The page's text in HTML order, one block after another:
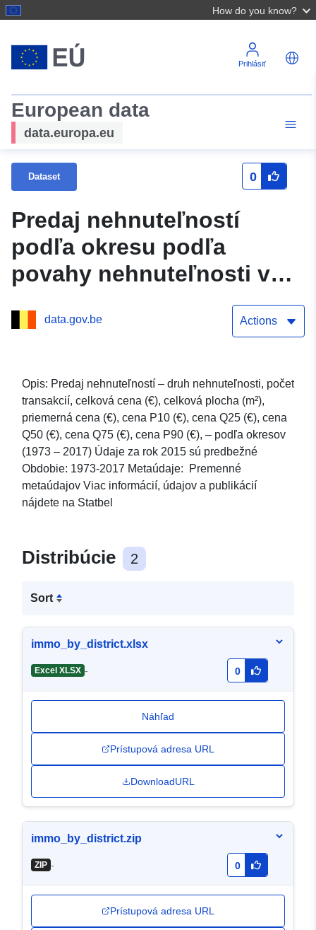
How do you know?
Prihlásiť
European data
data.europa.eu
Dataset 0
Predaj nehnuteľností
podľa okresu podľa
povahy nehnuteľnosti v
data.gov.be Actions
Opis: Predaj nehnuteľností – druh nehnuteľnosti, počet
transakcií, celková cena (€), celková plocha (m²),
priemerná cena (€), cena P10 (€), cena Q25 (€), cena
Q50 (€), cena Q75 (€), cena P90 (€), – podľa okresov
(1973 – 2017) Údaje za rok 2015 sú predbežné
Obdobie: 1973-2017 Metaúdaje: Premenné
metaúdajov Viac informácií, údajov a publikácií
nájdete na Statbel
Distribúcie 2
Sort
immo_by_district.xlsx
Excel XLSX - 0
Náhľad
Prístupová adresa URL
DownloadURL
immo_by_district.zip
ZIP - 0
Prístupová adresa URL